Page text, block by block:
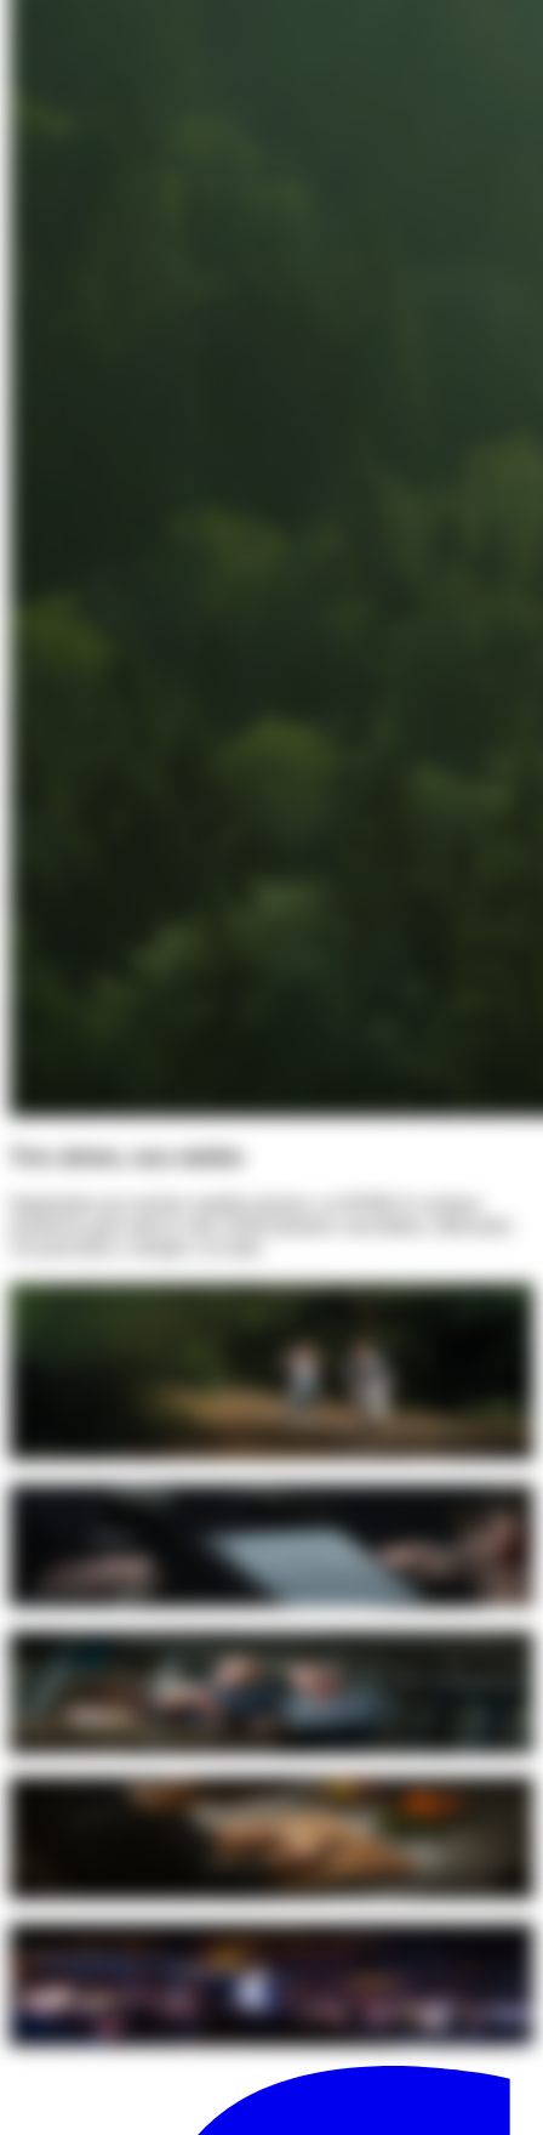
Tres abetos, una misión
Cuando la intuición se convierte en
A partir de la curiosidad, la pasión y el deseo de replantear lo
complejo, en 2016 desarrollamos el primer rodillo afilador. Hasta
hoy, la combinación de precisión técnica y diseño claro marca
nuestro rumbo.
Pensado con precisión
El desarrollo de productos sin concesiones es nuestra pasión.
Cuestionamos, simplificamos y mejoramos para entusiasmar con
innovaciones de afilado bien pensadas.
Hecho para generaciones
En nuestros productos combinamos precisión técnica y durabilidad.
Fabricados en la Selva Negra según los más altos estándares de
manufactura, así nacen productos para toda la vida.
Diseño claro, función potente
Desarrollamos productos que aportan satisfacción en cada uso y que
se sienten bien en la mano. Con soluciones intuitivas y un diseño
claro, el afilado premium se convierte en una auténtica experiencia.
Un equipo, un objetivo
Como equipo internacional, compartimos un mismo objetivo: que
nuestros productos inspiren a personas de todo el mundo a crear
momentos extraordinarios en su día a día. Para toda la vida.